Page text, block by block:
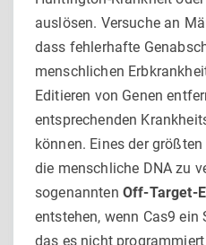
auslösen. Versuche an
dass fehlerhafte
menschlichen
Editieren von Genen
entsprechenden
können. Eines der
die menschliche DNA zu
sogenannten Off-Target-
entstehen, wenn Cas9
das es nicht